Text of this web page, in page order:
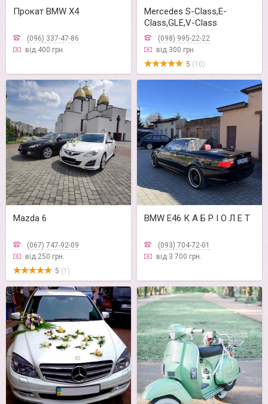
Прокат BMW X4
(096) 337-47-86
від 400 грн.
Mercedes S-Class,E-
Class,GLE,V-Class
(098) 995-22-22
від 300 грн.
5 (10)
Mazda 6
(067) 747-92-09
від 250 грн.
5 (1)
BMW E46 К А Б Р І О Л Е Т
(093) 704-72-01
від 3 700 грн.